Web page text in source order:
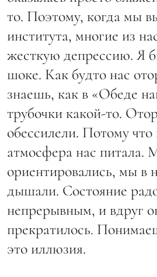
то. Поэтому, когда мы
института, многие из
жесткую депрессию. Я
шоке. Как будто нас
знаешь, как в «Обеде
трубочки какой-то.
обессилели. Потому что
атмосфера нас питала.
ориентировались, мы в
дышали. Состояние
непрерывным, и вдруг
прекратилось.
это иллюзия.